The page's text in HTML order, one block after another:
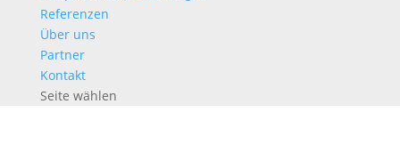
Referenzen
Über uns
Partner
Kontakt
Seite wählen